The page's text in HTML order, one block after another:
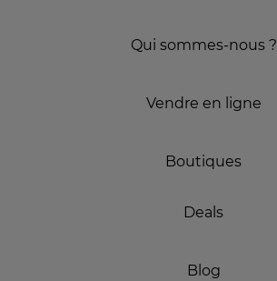
Qui sommes-nous ?
Vendre en ligne
Boutiques
Deals
Blog